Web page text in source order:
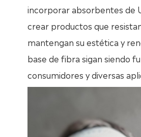
incorporar absorbentes de
crear productos que
mantengan su estética y
base de fibra sigan siendo
consumidores y diversas